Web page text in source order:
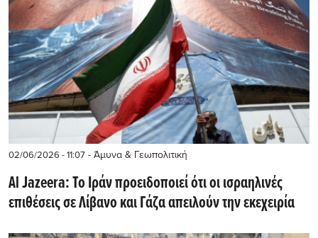
02/06/2026 - 11:07 - Άμυνα & Γεωπολιτική
Al Jazeera: Το Ιράν προειδοποιεί ότι οι ισραηλινές
επιθέσεις σε Λίβανο και Γάζα απειλούν την εκεχειρία